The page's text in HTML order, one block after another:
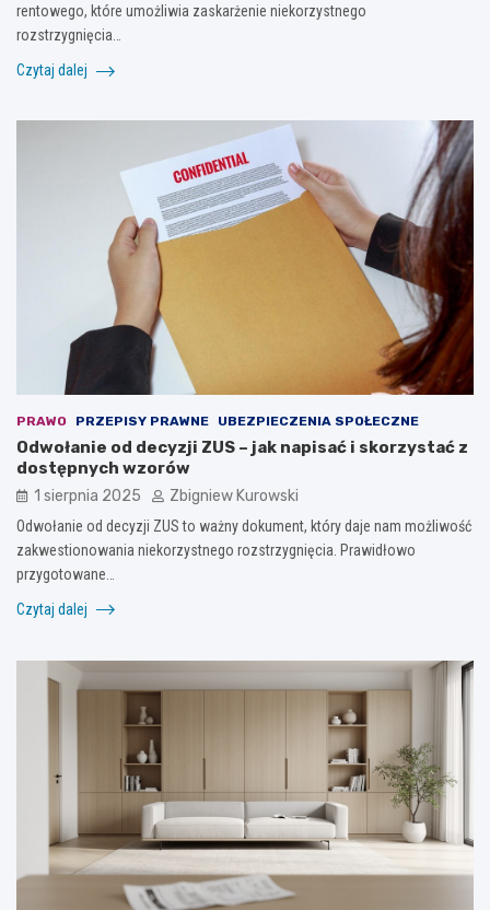
rentowego, które umożliwia zaskarżenie niekorzystnego
rozstrzygnięcia…
Czytaj dalej
PRAWO PRZEPISY PRAWNE UBEZPIECZENIA SPOŁECZNE
Odwołanie od decyzji ZUS – jak napisać i skorzystać z
dostępnych wzorów
1 sierpnia 2025 Zbigniew Kurowski
Odwołanie od decyzji ZUS to ważny dokument, który daje nam możliwość
zakwestionowania niekorzystnego rozstrzygnięcia. Prawidłowo
przygotowane…
Czytaj dalej